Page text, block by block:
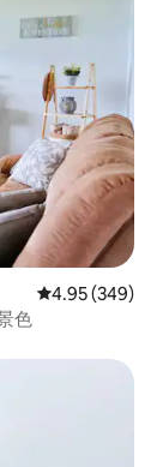
レビュー349
4.95 (349)
色